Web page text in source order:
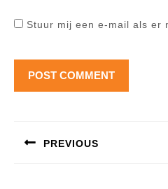
Stuur mij een e-mail als er
PREVIOUS